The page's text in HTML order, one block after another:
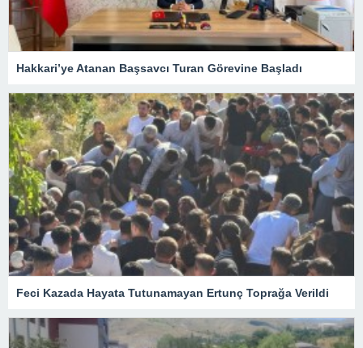
Hakkari’ye Atanan Başsavcı Turan Görevine Başladı
Feci Kazada Hayata Tutunamayan Ertunç Toprağa Verildi